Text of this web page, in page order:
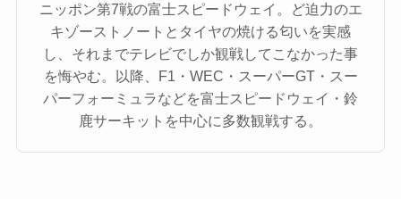
ニッポン第7戦の富士スピードウェイ。ど迫力のエ
キゾーストノートとタイヤの焼ける匂いを実感
し、それまでテレビでしか観戦してこなかった事
を悔やむ。以降、F1・WEC・スーパーGT・スー
パーフォーミュラなどを富士スピードウェイ・鈴
鹿サーキットを中心に多数観戦する。